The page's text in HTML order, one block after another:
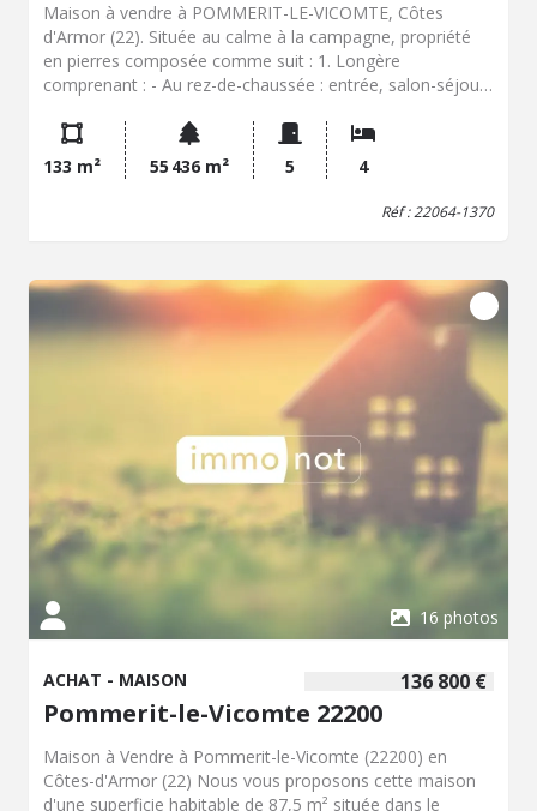
Maison à vendre à POMMERIT-LE-VICOMTE, Côtes
d'Armor (22). Située au calme à la campagne, propriété
en pierres composée comme suit : 1. Longère
comprenant : - Au rez-de-chaussée : entrée, salon-séjour
douches avec WC - A l'étage : mezzanine, chambre avec
salle de douches, chambre avec salle de douches, bureau,
palier 2.Dépendances en pierres sous ardoises à usage de
garage, atelier, buanderie, atelier avec grenier au-dessus.
hectares.
133 m² 55 436 m² 5 4
Réf : 22064-1370
16 photos
136 800 €
ACHAT - MAISON
Pommerit-le-Vicomte 22200
Maison à Vendre à Pommerit-le-Vicomte (22200) en
Côtes-d'Armor (22) Nous vous proposons cette maison
d'une superficie habitable de 87,5 m² située dans le